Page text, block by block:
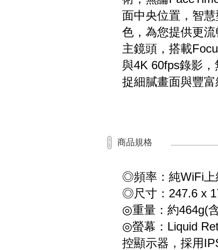
面中央位置，智
色，為您提供更
主鏡頭，搭載
與4K 60fps錄影
捉細膩畫面與豐
商品規格
◎頻率：純WiFi上
◎尺寸：247.6 x
◎重量：約464g(
◎螢幕：Liquid
控顯示器，採用